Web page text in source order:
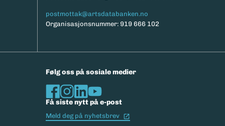
postmottak@artsdatabanken.no
Organisasjonsnummer: 919 666 102
Følg oss på sosiale medier
Få siste nytt på e-post
Meld deg på nyhetsbrev